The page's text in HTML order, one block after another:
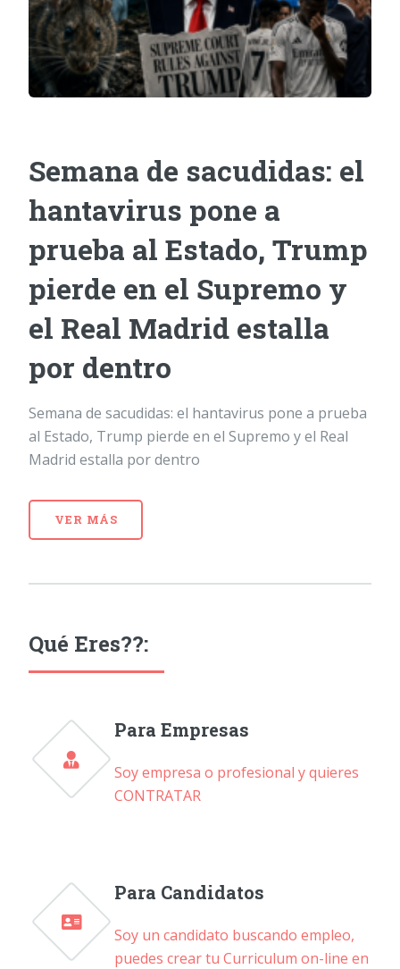
Semana de sacudidas: el
hantavirus pone a
prueba al Estado, Trump
pierde en el Supremo y
el Real Madrid estalla
por dentro
Semana de sacudidas: el hantavirus pone a prueba
al Estado, Trump pierde en el Supremo y el Real
Madrid estalla por dentro
VER MÁS
Qué Eres??:
Para Empresas
Soy empresa o profesional y quieres
CONTRATAR
Para Candidatos
Soy un candidato buscando empleo,
puedes crear tu Curriculum on-line en